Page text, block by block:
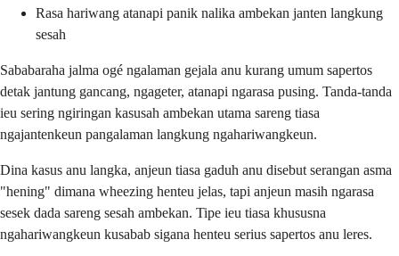
Rasa hariwang atanapi panik nalika ambekan janten langkung
sesah
Sababaraha jalma ogé ngalaman gejala anu kurang umum sapertos
detak jantung gancang, ngageter, atanapi ngarasa pusing. Tanda-tanda
ieu sering ngiringan kasusah ambekan utama sareng tiasa
ngajantenkeun pangalaman langkung ngahariwangkeun.
Dina kasus anu langka, anjeun tiasa gaduh anu disebut serangan asma
"hening" dimana wheezing henteu jelas, tapi anjeun masih ngarasa
sesek dada sareng sesah ambekan. Tipe ieu tiasa khususna
ngahariwangkeun kusabab sigana henteu serius sapertos anu leres.